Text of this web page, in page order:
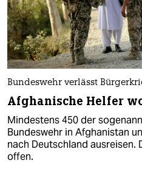
Bundeswehr verlässt
Afghanische Helfer
Mindestens 450 der
Bundeswehr in Afghanistan
nach Deutschland ausreisen.
offen.